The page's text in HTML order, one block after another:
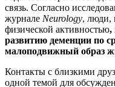
связь. Согласно
журнале Neurology, люди,
физической активностью,
развитию деменции по
малоподвижный образ
Контакты с близкими
одной темой для